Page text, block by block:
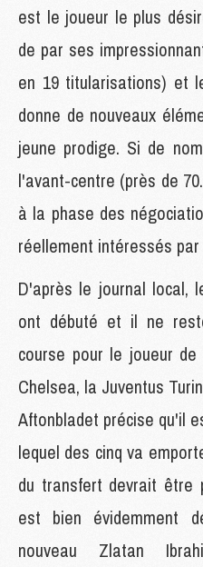
est le joueur le plus
de par ses
en 19 titularisations) et
donne de nouveaux
jeune prodige. Si de
l'avant-centre (près de
à la phase des
réellement intéressés par
D'après le journal local,
ont débuté et il ne
course pour le joueur
Chelsea, la Juventus
Aftonbladet précise qu'il
lequel des cinq va
du transfert devrait être
est bien évidemment
nouveau Zlatan